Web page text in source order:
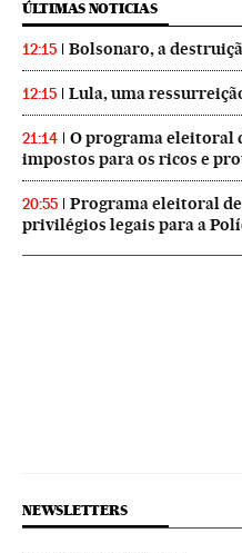
ÚLTIMAS NOTICIAS
12:15 Bolsonaro, a
12:15 Lula, uma
21:14
O programa eleitoral
impostos para os ricos e
20:55
Programa eleitoral
privilégios legais para a
NEWSLETTERS